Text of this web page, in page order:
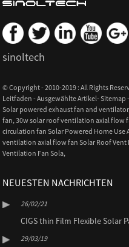
sinoltech
© Copyright - 2010-2019 : All Rights
Leitfaden-Ausgewählte Artikel-Sitemap-
Solar powered exhaust fan and ventilator
fan,30w solar roof ventilation axial flow
circulation fan Solar Powered Home Use
ventilation axial flow fan Solar Roof
Ventilation Fan Sola,
NEUESTEN NACHRICHTEN
26/02/21
CIGS thin Film Flexible Solar
29/03/19